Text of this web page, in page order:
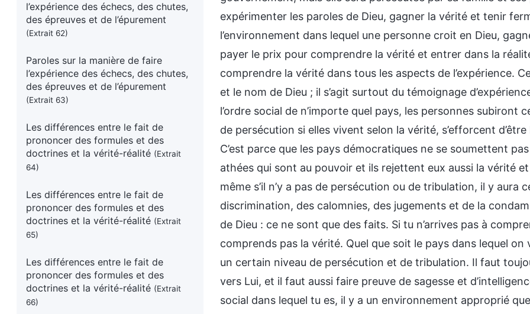
l’expérience des échecs, des chutes,
des épreuves et de l’épurement
(Extrait 62)
Paroles sur la manière de faire
l’expérience des échecs, des chutes,
des épreuves et de l’épurement
(Extrait 63)
Les différences entre le fait de
prononcer des formules et des
doctrines et la vérité-réalité (Extrait
64)
Les différences entre le fait de
prononcer des formules et des
doctrines et la vérité-réalité (Extrait
65)
Les différences entre le fait de
prononcer des formules et des
doctrines et la vérité-réalité (Extrait
66)